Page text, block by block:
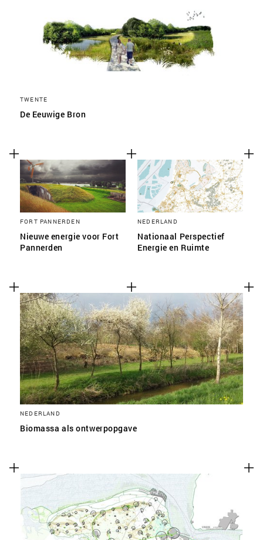
TWENTE
De Eeuwige Bron
FORT PANNERDEN
Nieuwe energie voor Fort
Pannerden
NEDERLAND
Nationaal Perspectief
Energie en Ruimte
NEDERLAND
Biomassa als ontwerpopgave